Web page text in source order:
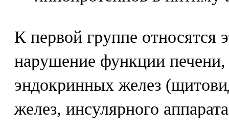
К первой группе относятся
нарушение функции
эндокринных желез
желез, инсулярного